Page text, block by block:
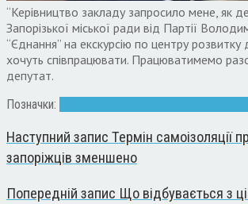
“Керівництво закладу запросило мене, як
Запорізької міської ради від Партії
“Єднання” на екскурсію по центру
хочуть співпрацювати. Працюватимемо
депутат.
Позначки:
Наступний запис Термін самоізоляції
запоріжців зменшено
Попередній запис Що відбувається з